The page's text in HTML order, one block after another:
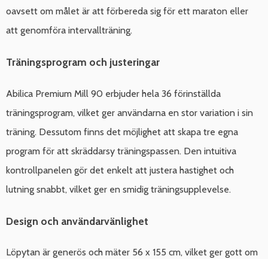
oavsett om målet är att förbereda sig för ett maraton eller
att genomföra intervallträning.
Träningsprogram och justeringar
Abilica Premium Mill 90 erbjuder hela 36 förinställda
träningsprogram, vilket ger användarna en stor variation i sin
träning. Dessutom finns det möjlighet att skapa tre egna
program för att skräddarsy träningspassen. Den intuitiva
kontrollpanelen gör det enkelt att justera hastighet och
lutning snabbt, vilket ger en smidig träningsupplevelse.
Design och användarvänlighet
Löpytan är generös och mäter 56 x 155 cm, vilket ger gott om